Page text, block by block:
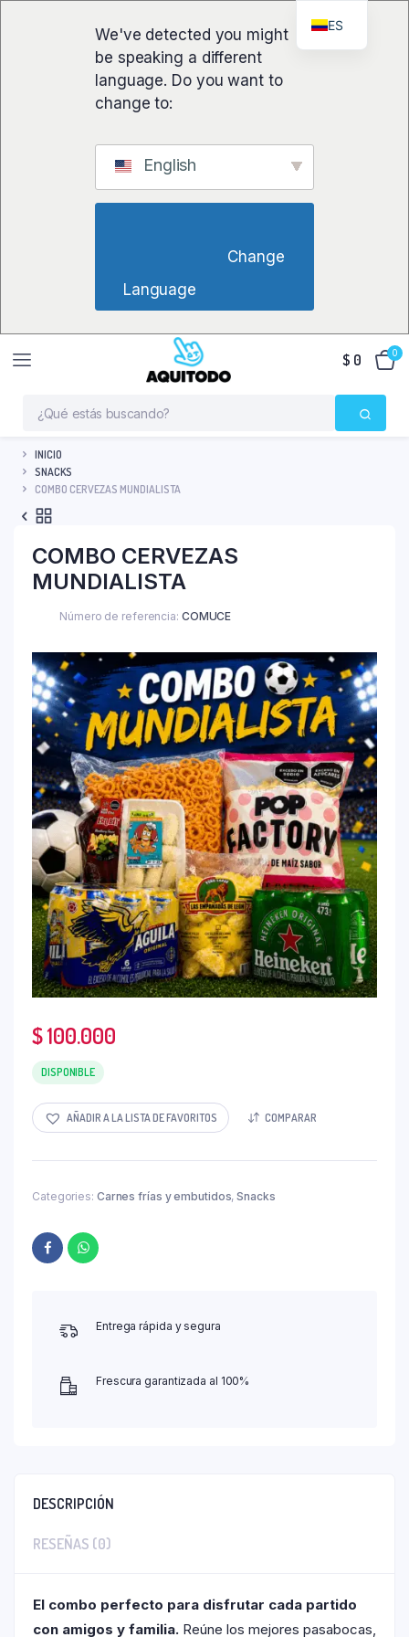
We've detected you might
be speaking a different
language. Do you want to
change to:
English
Language
$ 0 0
INICIO
SNACKS
COMBO CERVEZAS MUNDIALISTA
COMBO CERVEZAS
MUNDIALISTA
Número de referencia: COMUCE
$100.000
DISPONIBLE
AÑADIR A LA LISTA DE FAVORITOS COMPARAR
Categories: Carnes frías y embutidos,Snacks
Entrega rápida y segura
Frescura garantizada al 100%
DESCRIPCIÓN
RESEÑAS (0)
El combo perfecto para disfrutar cada partido
con amigos y familia. Reúne los mejores pasabocas,
ES